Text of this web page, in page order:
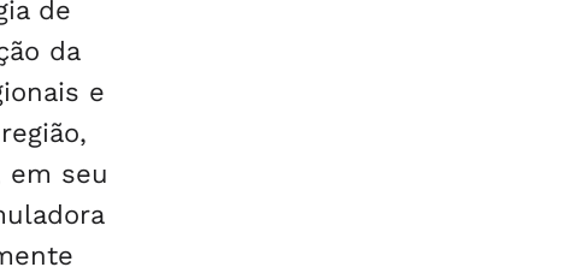
de
da
e
em seu